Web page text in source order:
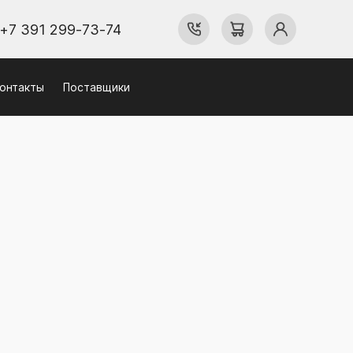
+7 391 299-73-74
Поставщики